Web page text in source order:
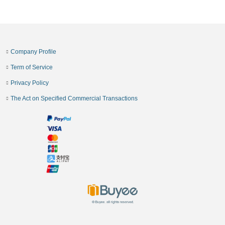
Company Profile
Term of Service
Privacy Policy
The Act on Specified Commercial Transactions